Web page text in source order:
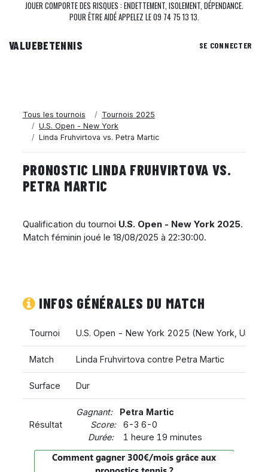
JOUER COMPORTE DES RISQUES : ENDETTEMENT, ISOLEMENT, DÉPENDANCE.
POUR ÊTRE AIDÉ APPELEZ LE 09 74 75 13 13.
VALUEBETENNIS SE CONNECTER
Tous les tournois
Tournois 2025
U.S. Open - New York
Linda Fruhvirtova vs. Petra Martic
PRONOSTIC LINDA FRUHVIRTOVA VS.
PETRA MARTIC
Qualification du tournoi U.S. Open - New York 2025.
Match féminin joué le 18/08/2025 à 22:30:00.
INFOS GÉNÉRALES DU MATCH
Tournoi U.S. Open - New York 2025 (New York United
Match Linda Fruhvirtova contre Petra Martic
Surface Dur
Résultat
Gagnant:
Petra Martic
Score:6-3 6-0
Durée:1 heure 19 minutes